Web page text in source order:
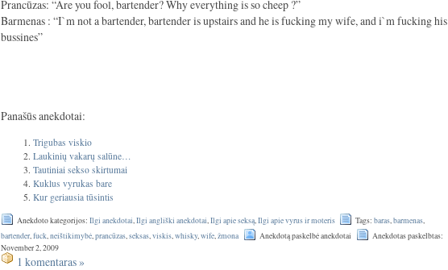
Prancūzas: “Are you fool, bartender? Why everything is so cheep ?”
Barmenas : “I`m not a bartender, bartender is upstairs and he is fucking my wife, and i`m fucking his
bussines”
Panašūs anekdotai:
Trigubas viskio
Laukinių vakarų salūne…
Tautiniai sekso skirtumai
Kuklus vyrukas bare
Kur geriausia tūsintis
Anekdoto kategorijos:Ilgi anekdotai,Ilgi angliški anekdotai,Ilgi apie seksą,Ilgi apie vyrus ir moteris Tags:baras,barmenas,
bartender,fuck,neištikimybė,prancūzas,seksas,viskis,whisky,wife,žmona Anekdotą paskelbė anekdotai
Anekdotas paskelbtas:
November 2, 2009
1 komentaras »